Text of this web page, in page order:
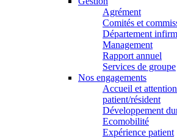
Agrément
Comités et
Département
Management
Rapport annuel
Services de groupe
Nos engagements
Accueil et
patient/résident
Développement
Ecomobilité
Expérience patient